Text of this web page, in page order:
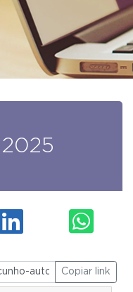
2025
Copiar link